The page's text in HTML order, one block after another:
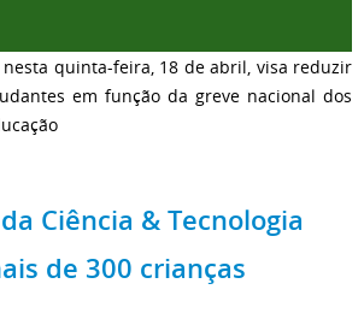
quinta-feira, 18 de abril, visa reduzir
em função da greve nacional dos
Ciência & Tecnologia
de 300 crianças